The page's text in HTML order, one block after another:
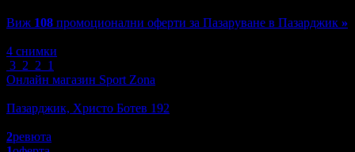
Виж 108 промоционални оферти за Пазаруване в Пазарджик »
4 снимки
3 2 2 1
Онлайн магазин Sport Zona
Пазарджик, Христо Ботев 192
2ревюта